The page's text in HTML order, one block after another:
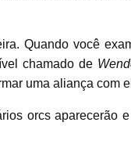
Quando você
chamado de
uma aliança com
orcs aparecerão